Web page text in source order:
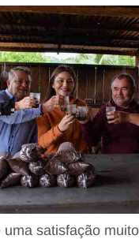
uma satisfação